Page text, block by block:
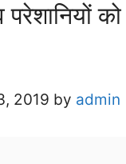
2019 by admin